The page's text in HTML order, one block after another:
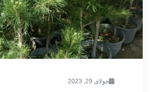
جولای 29, 2023